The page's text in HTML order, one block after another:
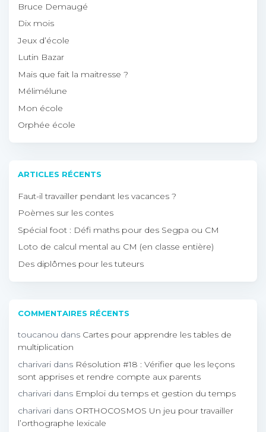
Bruce Demaugé
Dix mois
Jeux d’école
Lutin Bazar
Mais que fait la maitresse ?
Mélimélune
Mon école
Orphée école
ARTICLES RÉCENTS
Faut-il travailler pendant les vacances ?
Poèmes sur les contes
Spécial foot : Défi maths pour des Segpa ou CM
Loto de calcul mental au CM (en classe entière)
Des diplômes pour les tuteurs
COMMENTAIRES RÉCENTS
toucanou dans Cartes pour apprendre les tables de
multiplication
charivari dans Résolution #18 : Vérifier que les leçons
sont apprises et rendre compte aux parents
charivari dans Emploi du temps et gestion du temps
charivari dans ORTHOCOSMOS Un jeu pour travailler
l’orthographe lexicale